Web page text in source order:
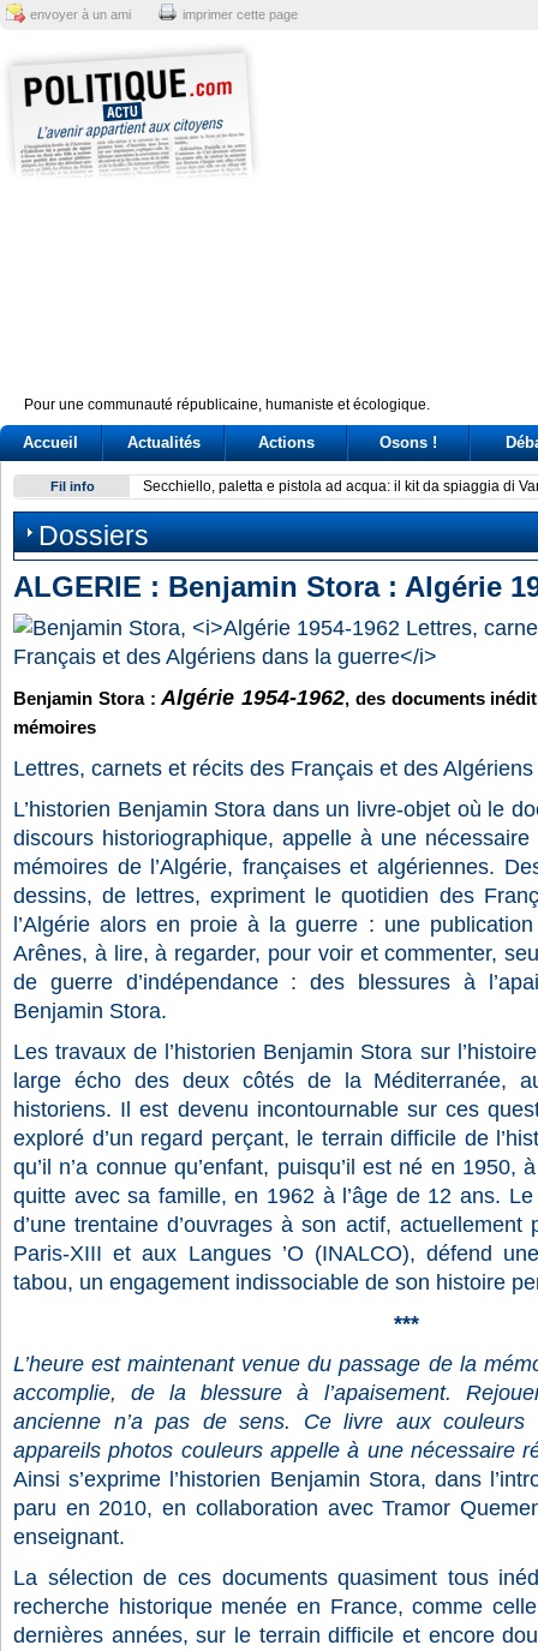
envoyer à un ami imprimer cette page
Pour une communauté républicaine, humaniste et écologique.
Accueil Actualités Actions Osons !
Fil info Secchiello, paletta e pistola ad acqua: il kit da spiaggia di
Dossiers
ALGERIE : Benjamin Stora : Algérie
Benjamin Stora :Algérie 1954-1962, des documents
mémoires
Lettres, carnets et récits des Français et des
L’historien Benjamin Stora dans un livre-objet où le
discours historiographique, appelle à une
mémoires de l’Algérie, françaises et algériennes.
dessins, de lettres, expriment le quotidien des
l’Algérie alors en proie à la guerre : une
Arênes, à lire, à regarder, pour voir et commenter,
de guerre d’indépendance : des blessures à
Benjamin Stora.
Les travaux de l’historien Benjamin Stora sur
large écho des deux côtés de la Méditerranée,
historiens. Il est devenu incontournable sur ces
exploré d’un regard perçant, le terrain difficile de
qu’il n’a connue qu’enfant, puisqu’il est né en 1950,
quitte avec sa famille, en 1962 à l’âge de 12 ans.
d’une trentaine d’ouvrages à son actif, actuellement
Paris-XIII et aux Langues ’O (INALCO), défend
tabou, un engagement indissociable de son histoire
***
L’heure est maintenant venue du passage de la
accomplie, de la blessure à l’apaisement.
ancienne n’a pas de sens. Ce livre aux couleurs
appareils photos couleurs appelle à une nécessaire
Ainsi s’exprime l’historien Benjamin Stora, dans
paru en 2010, en collaboration avec Tramor
enseignant.
La sélection de ces documents quasiment tous
recherche historique menée en France, comme
dernières années, sur le terrain difficile et encore